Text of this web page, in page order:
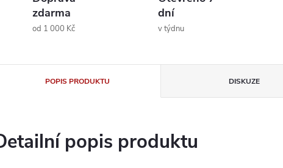
zdarma
od 1 000 Kč
dní
v týdnu
POPIS PRODUKTU DISKUZE
popis produktu